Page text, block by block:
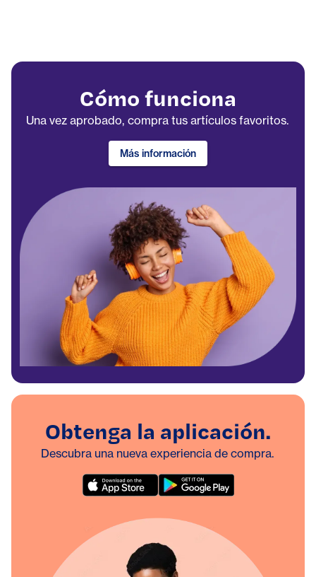
Cómo funciona
Una vez aprobado, compra tus artículos favoritos.
Más información
Obtenga la aplicación.
Descubra una nueva experiencia de compra.